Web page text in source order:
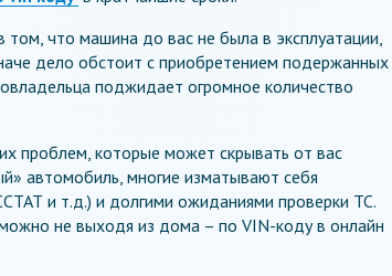
что машина до вас не была в эксплуатации,
дело обстоит с приобретением подержанных
поджидает огромное количество
проблем, которые может скрывать от вас
автомобиль, многие изматывают себя
и т.д.) и долгими ожиданиями проверки ТС.
не выходя из дома – по VIN-коду в онлайн